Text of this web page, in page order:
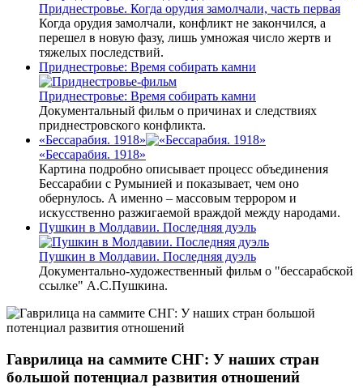
Приднестровье. Когда орудия замолчали, часть первая
Когда орудия замолчали, конфликт не закончился, а
перешел в новую фазу, лишь умножая число жертв и
тяжелых последствий.
Приднестровье: Время собирать камни
Приднестровье: Время собирать камни
Документальный фильм о причинах и следствиях
приднестровского конфликта.
«Бессарабия. 1918»
«Бессарабия. 1918»
Картина подробно описывает процесс объединения
Бессарабии с Румынией и показывает, чем оно
обернулось. А именно – массовым террором и
искусственно разжигаемой враждой между народами.
Пушкин в Молдавии. Последняя дуэль
Пушкин в Молдавии. Последняя дуэль
Документально-художественный фильм о "бессарабской
ссылке" А.С.Пушкина.
Гаврилица на саммите СНГ: У наших стран
большой потенциал развития отношений